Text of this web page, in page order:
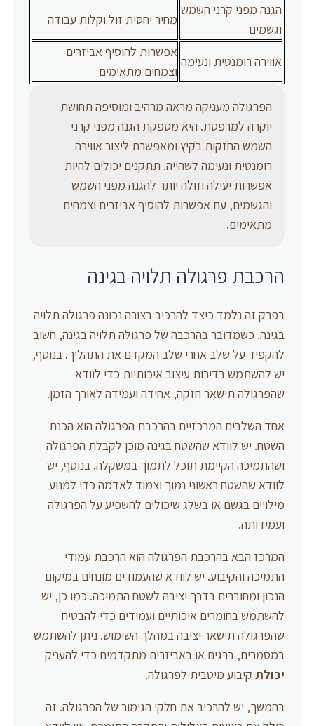
הגנה מפני קרני השמש
וגשמים
מחיר יחסית זול וקלות עבודה
אווירה רומנטית ונעימה
אפשרות להוסיף אביזרים
וצמחים מתאימים
הפרגולה מעניקה מראה מרהיב ומוסיפה תחושת
יוקרה למרפסת. היא מספקת הגנה מפני קרני
השמש החזקות בקיץ ומאפשרת ליצור אווירה
רומנטית ונעימה לשהייה. תתקנים יכולים להיות
אפשרות יעילה וזולה יותר להגנה מפני השמש
והגשמים, עם אפשרות להוסיף אביזרים וצמחים
מתאימים.
הרכבת פרגולה תלויה בגינה
בפרק זה נלמד כיצד להרכיב בצורה נכונה פרגולה תלויה
בגינה. כשמדובר בהרכבה של פרגולה תלויה בגינה, חשוב
להקפיד על שלב אחרי שלב המקדם את התהליך. בנוסף,
יש להשתמש בדירות עיצוב איכותיות כדי לוודא
שהפרגולה תישאר חזקה, אחידה ועמידה לאורך הזמן.
אחד השלבים המרכזיים בהרכבת הפרגולה הוא הכנת
השטח. יש לוודא שהשטח בגינה מוכן לקבלת הפרגולה
ושהתמיכה הקיימת תוכל לתמוך במשקלה. בנוסף, יש
לוודא שהשטח ראשוני נמוך וצמוד לאדמה כדי למנוע
מילויים בגשם או בשלג שיכולים להשפיע על הפרגולה
ועמידותה.
המרכז הבא בהרכבת הפרגולה הוא הרכבת עמודי
התמיכה והקיבוע. יש לוודא שהעמודים מונחים במיקום
הנכון ומחוברים בדרך יציבה לשטח התמיכה. כמו כן, יש
להשתמש בחומרים איכותיים ועמידים כדי להבטיח
שהפרגולה תישאר יציבה במהלך השימוש. ניתן להשתמש
במסמרים, ברגים או באביזרים מתקדמים כדי להעניק
יכולתקיבוע מיטבית לפרגולה.
בהמשך, יש להרכיב את חלקי הגימור של הפרגולה. זה